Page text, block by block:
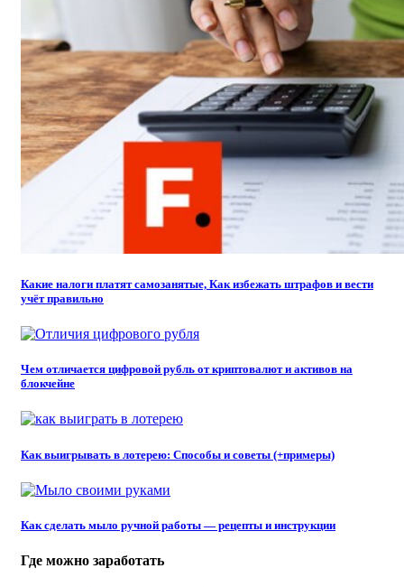
Какие налоги платят самозанятые, Как избежать штрафов и вести
учёт правильно
Чем отличается цифровой рубль от криптовалют и активов на
блокчейне
Как выигрывать в лотерею: Способы и советы (+примеры)
Как сделать мыло ручной работы — рецепты и инструкции
Где можно заработать